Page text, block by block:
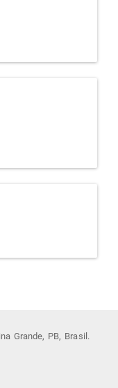
Grande, PB, Brasil.